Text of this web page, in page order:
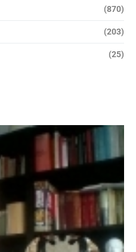
(870)
(203)
(25)